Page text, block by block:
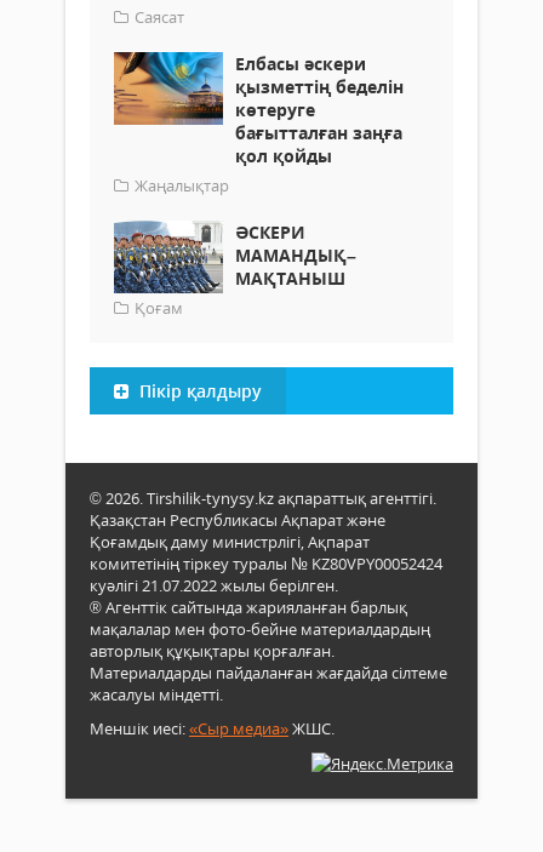
Саясат
Елбасы әскери
қызметтің беделін
көтеруге
бағытталған заңға
қол қойды
Жаңалықтар
ӘСКЕРИ
МАМАНДЫҚ–
МАҚТАНЫШ
Қоғам
Пікір қалдыру
© 2026. Tirshilik-tynysy.kz ақпараттық агенттігі.
Қазақстан Республикасы Ақпарат және
Қоғамдық даму министрлігі, Ақпарат
комитетінің тіркеу туралы № KZ80VPY00052424
куәлігі 21.07.2022 жылы берілген.
® Агенттік сайтында жарияланған барлық
мақалалар мен фото-бейне материалдардың
авторлық құқықтары қорғалған.
Материалдарды пайдаланған жағдайда сілтеме
жасалуы міндетті.
Меншік иесі:«Сыр медиа»ЖШС.